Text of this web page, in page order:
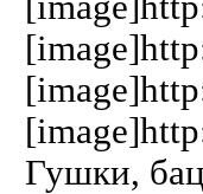
Гушки,